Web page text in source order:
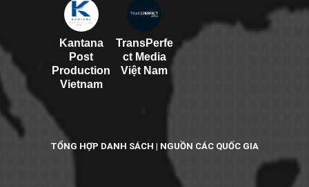
Kantana
Post
Production
Vietnam
TransPerfe
ct Media
Việt Nam
TỔNG HỢP DANH SÁCH | NGUỒN CÁC QUỐC GIA